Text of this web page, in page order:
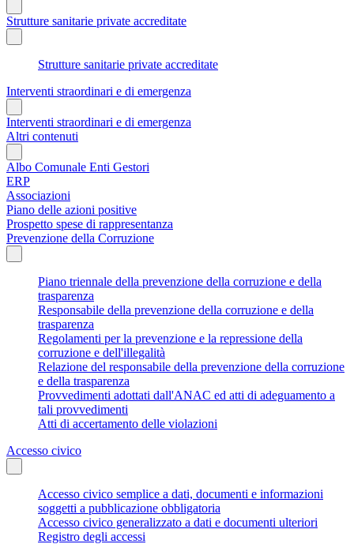
Strutture sanitarie private accreditate
Strutture sanitarie private accreditate
Interventi straordinari e di emergenza
Interventi straordinari e di emergenza
Altri contenuti
Albo Comunale Enti Gestori
ERP
Associazioni
Piano delle azioni positive
Prospetto spese di rappresentanza
Prevenzione della Corruzione
Piano triennale della prevenzione della corruzione e della
trasparenza
Responsabile della prevenzione della corruzione e della
trasparenza
Regolamenti per la prevenzione e la repressione della
corruzione e dell'illegalità
Relazione del responsabile della prevenzione della corruzione
e della trasparenza
Provvedimenti adottati dall'ANAC ed atti di adeguamento a
tali provvedimenti
Atti di accertamento delle violazioni
Accesso civico
Accesso civico semplice a dati, documenti e informazioni
soggetti a pubblicazione obbligatoria
Accesso civico generalizzato a dati e documenti ulteriori
Registro degli accessi